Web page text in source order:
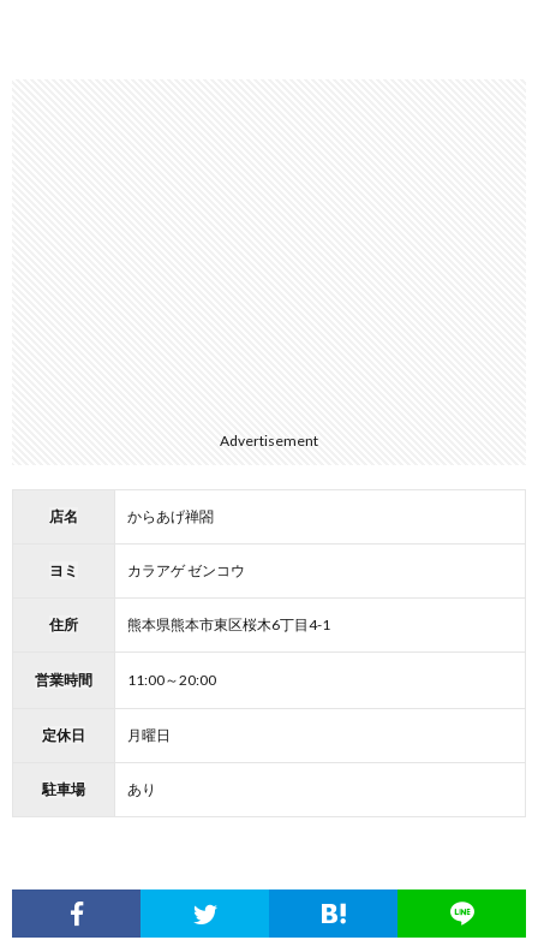
Advertisement
店名 からあげ禅閤
ヨミ カラアゲ ゼンコウ
住所 熊本県熊本市東区桜木6丁目4-1
営業時間 11:00～20:00
定休日 月曜日
駐車場 あり